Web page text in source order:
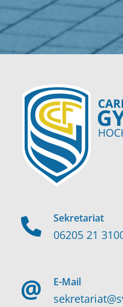
Sekretariat
06205 21
E-Mail